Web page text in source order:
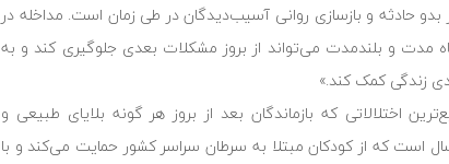
حادثه و بازسازی روانی آسیب‌دیدگان در طی زمان است. مداخله در
مدت و بلندمدت می‌تواند از بروز مشکلات بعدی جلوگیری کند و به
زندگی کمک کند.»
اختلالاتی که بازماندگان بعد از بروز هر گونه بلایای طبیعی و
با آن مواجه می‌شوند را اختلال سوگ معرفی کرد و تأکید کرد: «مؤسسه خیریه محک 29 سال است که از کودکان مبتلا به سرطان سراسر کشور حمایت می‌کند و با